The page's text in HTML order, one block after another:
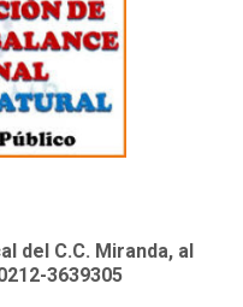
del C.C. Miranda, al
3639305